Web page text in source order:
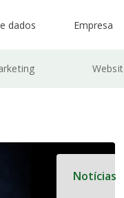
dados Empresa
Notícias